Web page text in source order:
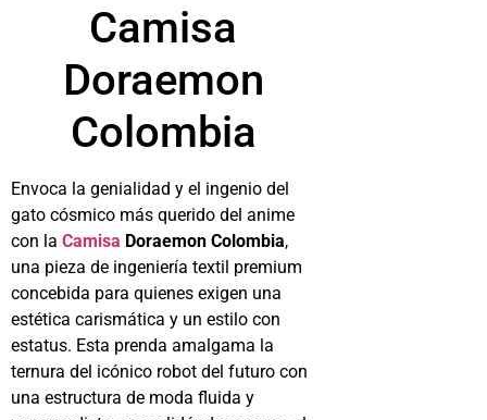
Camisa
Doraemon
Colombia
Envoca la genialidad y el ingenio del
gato cósmico más querido del anime
con la Camisa Doraemon Colombia,
una pieza de ingeniería textil premium
concebida para quienes exigen una
estética carismática y un estilo con
estatus. Esta prenda amalgama la
ternura del icónico robot del futuro con
una estructura de moda fluida y